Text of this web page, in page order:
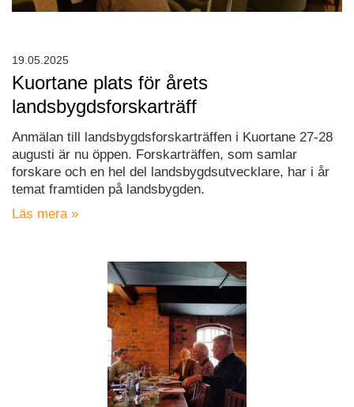
Kuortane plats för årets
landsbygdsforskarträff
Anmälan till landsbygdsforskarträffen i Kuortane 27-28
augusti är nu öppen. Forskarträffen, som samlar
forskare och en hel del landsbygdsutvecklare, har i år
temat framtiden på landsbygden.
Läs mera »
19.05.2025